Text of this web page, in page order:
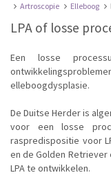
Artroscopie
Elleboog
LPA of losse
Een losse
elleboogdysplasie.
De Duitse Herder is
voor een losse
raspredispositie voor
en de Golden
LPA te ontwikkelen.